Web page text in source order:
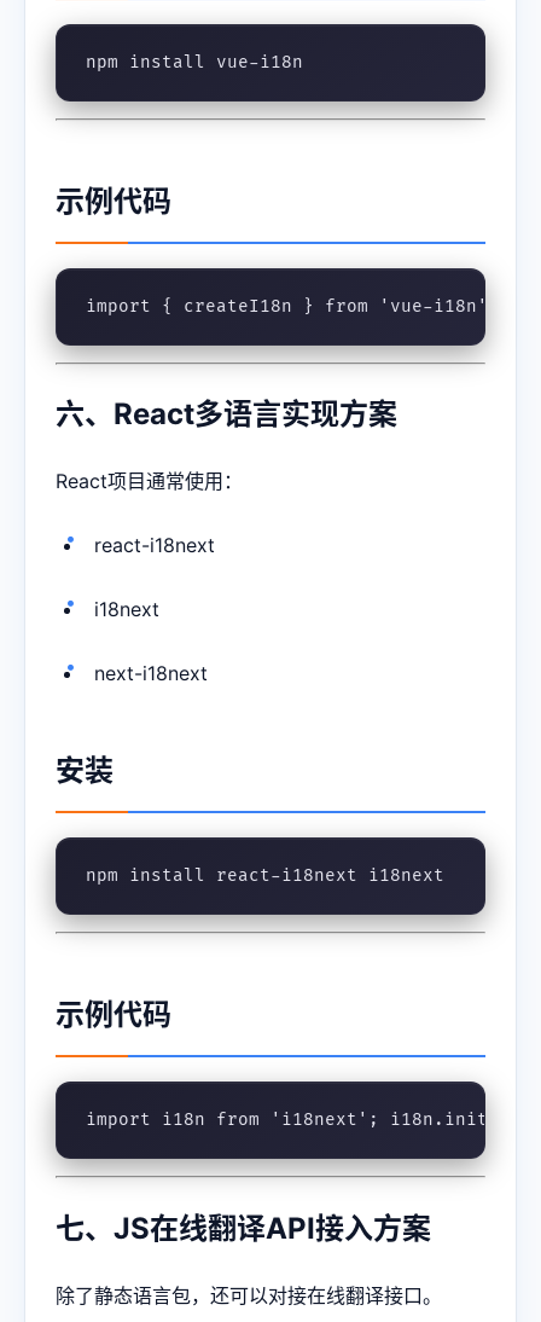
npm install vue-i18n
示例代码
import { createI18n } from 'vue-i18n'
六、React多语言实现方案
React项目通常使用：
react-i18next
i18next
next-i18next
安装
npm install react-i18next i18next
示例代码
import i18n from 'i18next'; i18n.init({
七、JS在线翻译API接入方案
除了静态语言包，还可以对接在线翻译接口。